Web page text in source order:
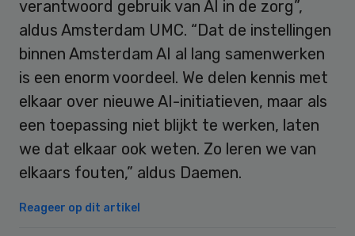
verantwoord gebruik van AI in de zorg”,
aldus Amsterdam UMC. “Dat de instellingen
binnen Amsterdam AI al lang samenwerken
is een enorm voordeel. We delen kennis met
elkaar over nieuwe AI-initiatieven, maar als
een toepassing niet blijkt te werken, laten
we dat elkaar ook weten. Zo leren we van
elkaars fouten,” aldus Daemen.
Reageer op dit artikel